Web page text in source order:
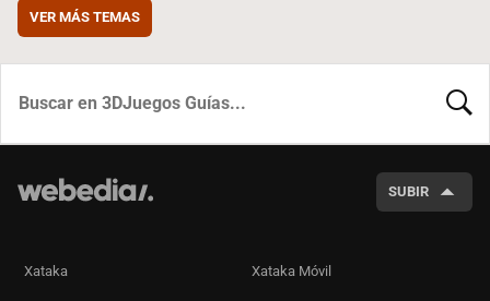
VER MÁS TEMAS
SUBIR
Xataka Xataka Móvil